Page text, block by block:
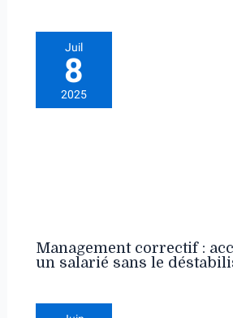
Juil
8
2025
Management correctif :
un salarié sans le